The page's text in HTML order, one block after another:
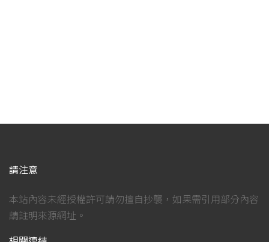
請注意
本站內容未經授權許可請勿擅自抄襲，如果需引用部分內容
請註明來源網址。